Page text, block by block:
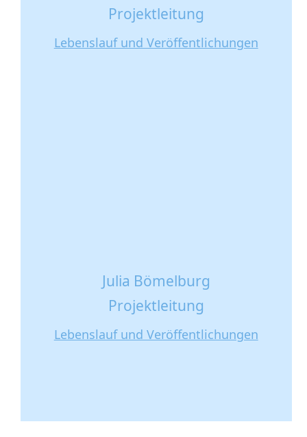
Projektleitung
Lebenslauf und Veröffentlichungen
Julia Bömelburg
Projektleitung
Lebenslauf und Veröffentlichungen